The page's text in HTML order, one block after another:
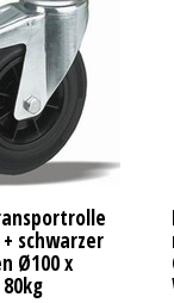
schwarzer
Ø100 x